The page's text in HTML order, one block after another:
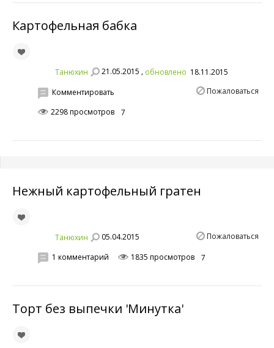
Картофельная бабка
Танюхин 21.05.2015 , обновлено 18.11.2015
Пожаловаться
Комментировать
2298 просмотров
7
Нежный картофельный гратен
Танюхин 05.04.2015 Пожаловаться
1 комментарий 1835 просмотров 7
Торт без выпечки 'Минутка'